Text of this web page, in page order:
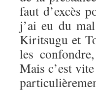
faut d’excès
j’ai eu du
Kiritsugu et
les
Mais c’est